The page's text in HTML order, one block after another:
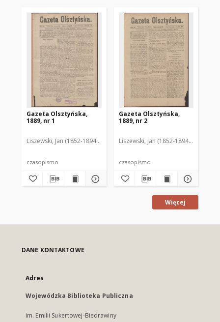
Gazeta Olsztyńska,
1889, nr 1
Liszewski, Jan (1852-1894). Red.
czasopismo
Gazeta Olsztyńska,
1889, nr 2
Liszewski, Jan (1852-1894). Red.
czasopismo
Więcej
DANE KONTAKTOWE
Adres
Wojewódzka Biblioteka Publiczna
im. Emilii Sukertowej-Biedrawiny